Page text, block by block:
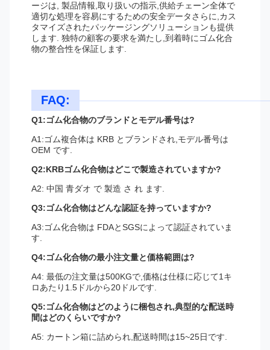
ージは, 製品情報,取り扱いの指示,供給チェーン全体で
適切な処理を容易にするための安全データさらに,カス
タマイズされたパッケージングソリューションも提供
します. 独特の顧客の要求を満たし,到着時にゴム化合
物の整合性を保証します.
FAQ:
Q1:ゴム化合物のブランドとモデル番号は?
A1:ゴム複合体は KRB とブランドされ,モデル番号は
OEM です.
Q2:KRBゴム化合物はどこで製造されていますか?
A2: 中国 青ダオ で 製造 さ れ ます.
Q3:ゴム化合物はどんな認証を持っていますか?
A3:ゴム化合物は FDAとSGSによって認証されていま
す.
Q4:ゴム化合物の最小注文量と価格範囲は?
A4: 最低の注文量は500KGで,価格は仕様に応じて1キ
ロあたり1.5ドルから20ドルです.
Q5:ゴム化合物はどのように梱包され,典型的な配送時
間はどのくらいですか?
A5: カートン箱に詰められ,配送時間は15~25日です.